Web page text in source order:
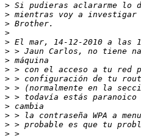
>
>
>
>
>
>
>
>
>
>
>
>
>
>
>